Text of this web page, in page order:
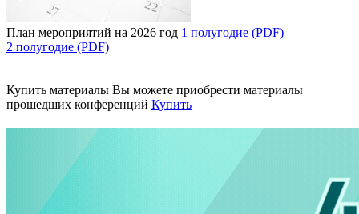
План мероприятий на 2026 год 1 полугодие (PDF)
2 полугодие (PDF)
Купить материалы Вы можете приобрести материалы
прошедших конференций Купить